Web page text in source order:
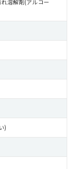
溶解剤(アルコー
)